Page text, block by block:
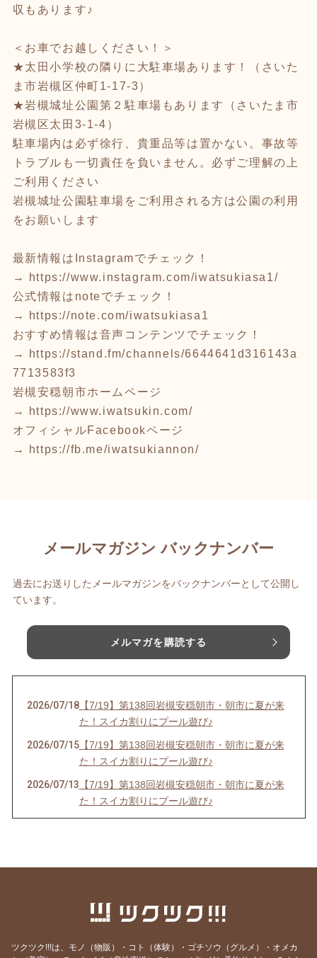
収もあります♪
＜お車でお越しください！＞
★太田小学校の隣りに大駐車場あります！（さいた
ま市岩槻区仲町1-17-3）
★岩槻城址公園第２駐車場もあります（さいたま市
岩槻区太田3-1-4）
駐車場内は必ず徐行、貴重品等は置かない。事故等
トラブルも一切責任を負いません。必ずご理解の上
ご利用ください
岩槻城址公園駐車場をご利用される方は公園の利用
をお願いします
最新情報はInstagramでチェック！
→
https://www.instagram.com/iwatsukiasa1/
公式情報はnoteでチェック！
→
https://note.com/iwatsukiasa1
おすすめ情報は音声コンテンツでチェック！
→
https://stand.fm/channels/6644641d316143a
7713583f3
岩槻安穏朝市ホームページ
→
https://www.iwatsukin.com/
オフィシャルFacebookページ
→
https://fb.me/iwatsukiannon/
メールマガジン バックナンバー
過去にお送りしたメールマガジンをバックナンバーとして公開し
ています。
メルマガを購読する
2026/07/18【7/19】第138回岩槻安穏朝市・朝市に夏が来
た！スイカ割りにプール遊び♪
2026/07/15【7/19】第138回岩槻安穏朝市・朝市に夏が来
た！スイカ割りにプール遊び♪
2026/07/13 【7/19】第138回岩槻安穏朝市・朝市に夏が来
た！スイカ割りにプール遊び♪
【6/21】第137回岩槻安穏朝市・父の日ワーク
ショップまつり開催！パパ自慢大会で賞品をゲ
ツクツク!!!は、モノ（物販）・コト（体験）・ゴチソウ（グルメ）・オメカ